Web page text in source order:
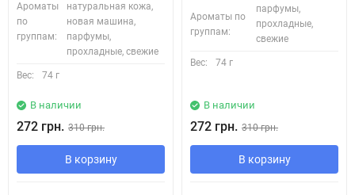
Ароматы
по
группам:
натуральная кожа,
новая машина,
парфумы,
прохладные, свежие
Вес: 74 г
В наличии
272 грн. 310 грн.
В корзину
Ароматы по
группам:
парфумы,
прохладные,
свежие
Вес: 74 г
В наличии
272 грн. 310 грн.
В корзину